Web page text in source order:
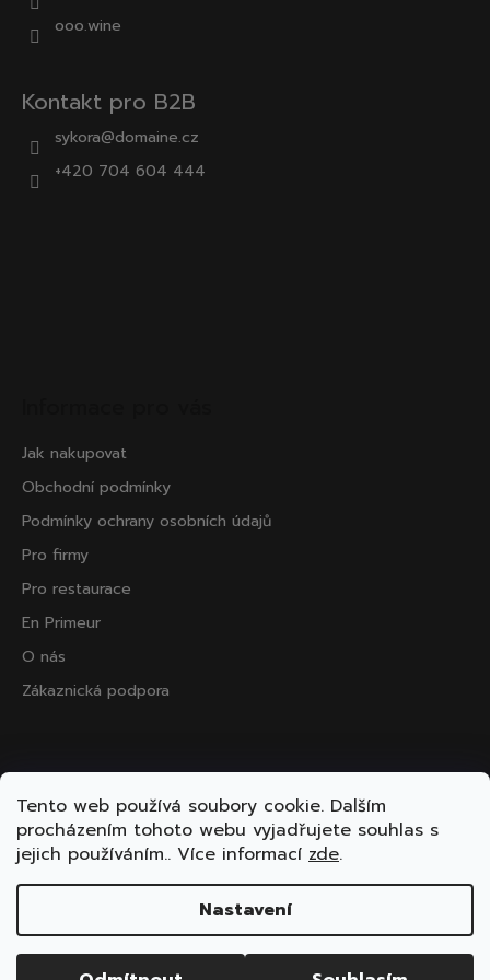
Tento web používá soubory cookie. Dalším
procházením tohoto webu vyjadřujete souhlas s
jejich používáním.. Více informací zde.
Nastavení
ooo.wine
Kontakt pro B2B
sykora@domaine.cz
+420 704 604 444
Jak nakupovat
Obchodní podmínky
Podmínky ochrany osobních údajů
Pro firmy
Pro restaurace
En Primeur
O nás
Zákaznická podpora
Přijímáme online platby
Copyright 2026ooo.wine. Všechna práva vyhrazena.